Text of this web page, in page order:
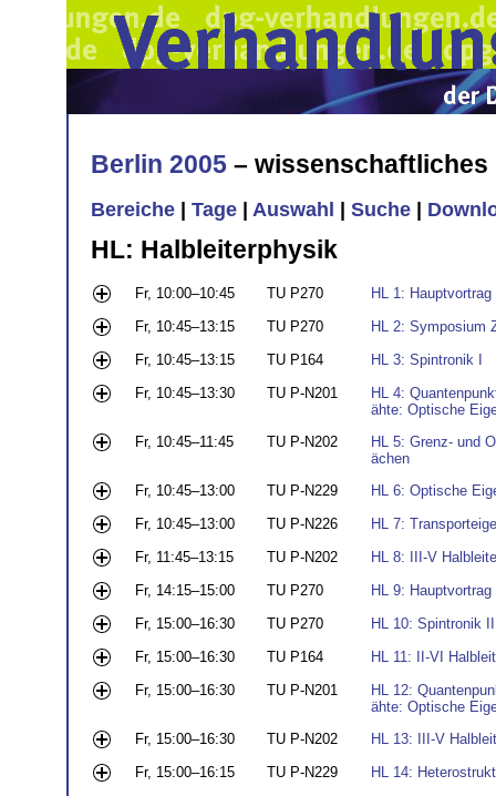
Berlin 2005 – wissenschaftliches
Bereiche Tage Auswahl Suche
HL: Halbleiterphysik
Fr, 10:00–10:45 TU P270
HL 1:
Fr, 10:45–13:15
TU P270
HL 2: Symposium
Fr, 10:45–13:15
TU P164
HL 3: Spintronik I
Fr, 10:45–13:30
TU P-N201
HL 4:
ähte: Optische
Fr, 10:45–11:45
TU P-N202
HL 5: Grenz- und
ächen
Fr, 10:45–13:00
TU P-N229
HL 6: Optische
Fr, 10:45–13:00
TU P-N226
HL 7:
Fr, 11:45–13:15
TU P-N202
HL 8: III-V
Fr, 14:15–15:00
TU P270
HL 9: Hauptvortrag
Fr, 15:00–16:30
TU P270
HL 10: Spintronik II
Fr, 15:00–16:30
TU P164
HL 11: II-VI
Fr, 15:00–16:30
TU P-N201
HL 12:
ähte: Optische
Fr, 15:00–16:30
TU P-N202
HL 13: III-V
Fr, 15:00–16:15
TU P-N229
HL 14: